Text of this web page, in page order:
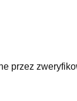
przez